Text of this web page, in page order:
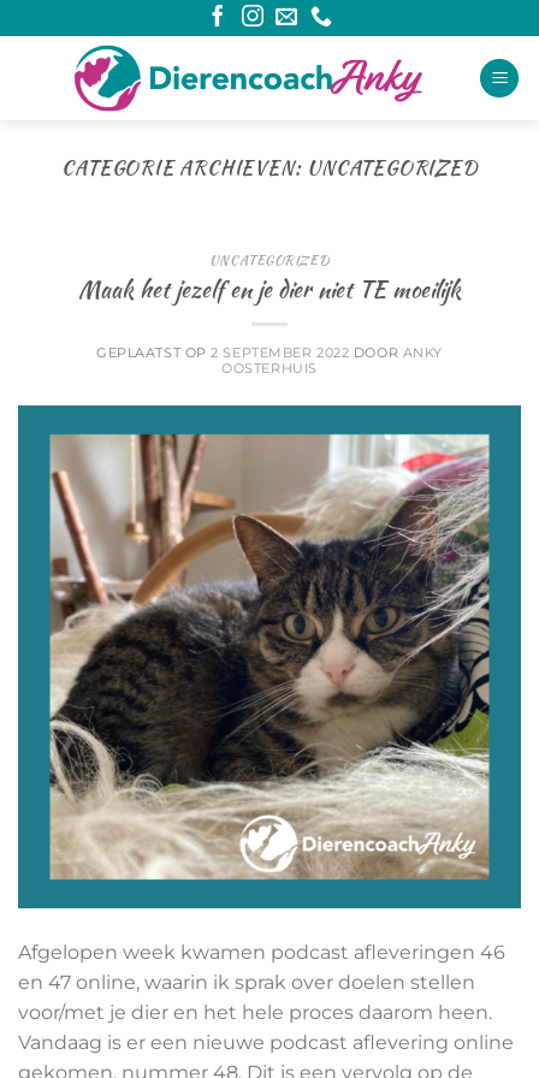
naar
CATEGORIE ARCHIEVEN: UNCATEGORIZED
UNCATEGORIZED
Maak het jezelf en je dier niet TE moeilijk
GEPLAATST OP2 SEPTEMBER 2022 DOOR ANKY
OOSTERHUIS
Afgelopen week kwamen podcast afleveringen 46
en 47 online, waarin ik sprak over doelen stellen
voor/met je dier en het hele proces daarom heen.
Vandaag is er een nieuwe podcast aflevering online
gekomen, nummer 48. Dit is een vervolg op de